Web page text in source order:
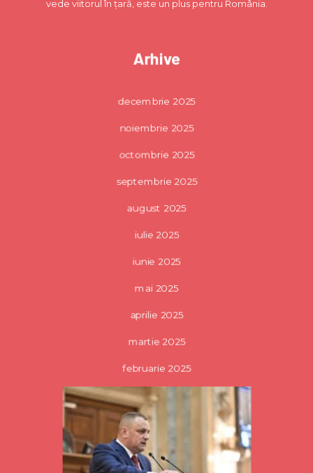
vede viitorul în țară, este un plus pentru România.
Arhive
decembrie 2025
noiembrie 2025
octombrie 2025
septembrie 2025
august 2025
iulie 2025
iunie 2025
mai 2025
aprilie 2025
martie 2025
februarie 2025